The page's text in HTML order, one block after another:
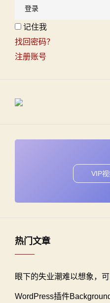
记住我
找回密码？
注册账号
VIP
热门文章
眼下的失业潮难以想象，
WordPress插件